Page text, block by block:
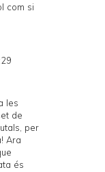
com si
les
de
per
Ara
és